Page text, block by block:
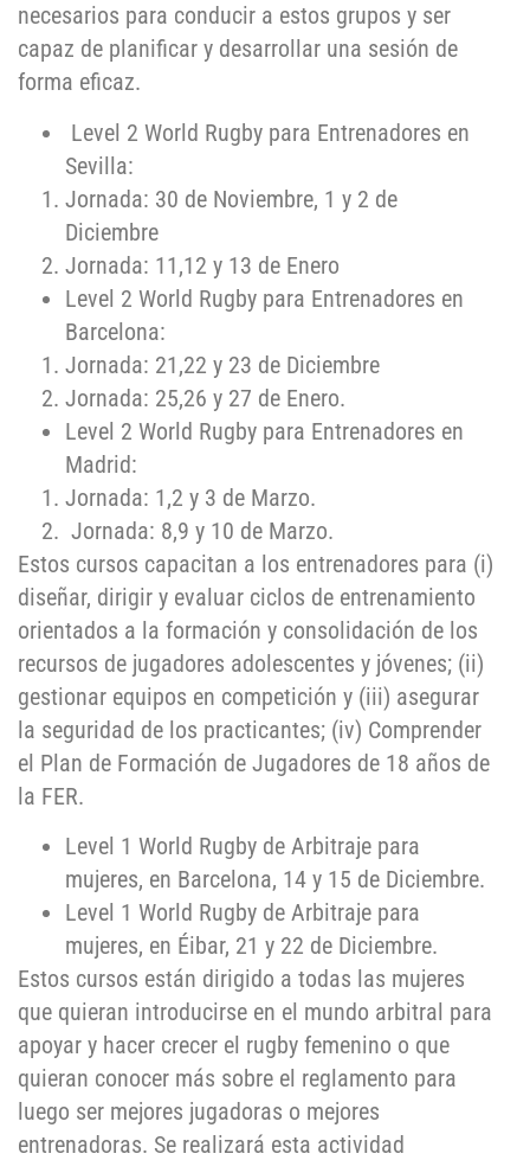
necesarios para conducir a estos grupos y ser
capaz de planificar y desarrollar una sesión de
forma eficaz.
Level 2 World Rugby para Entrenadores en
Sevilla:
Jornada: 30 de Noviembre, 1 y 2 de
Diciembre
Jornada: 11,12 y 13 de Enero
Level 2 World Rugby para Entrenadores en
Barcelona:
Jornada: 21,22 y 23 de Diciembre
Jornada: 25,26 y 27 de Enero.
Level 2 World Rugby para Entrenadores en
Madrid:
Jornada: 1,2 y 3 de Marzo.
Jornada: 8,9 y 10 de Marzo.
Estos cursos capacitan a los entrenadores para (i)
diseñar, dirigir y evaluar ciclos de entrenamiento
orientados a la formación y consolidación de los
recursos de jugadores adolescentes y jóvenes; (ii)
gestionar equipos en competición y (iii) asegurar
la seguridad de los practicantes; (iv) Comprender
el Plan de Formación de Jugadores de 18 años de
la FER.
Level 1 World Rugby de Arbitraje para
mujeres, en Barcelona, 14 y 15 de Diciembre.
Level 1 World Rugby de Arbitraje para
mujeres, en Éibar, 21 y 22 de Diciembre.
Estos cursos están dirigido a todas las mujeres
que quieran introducirse en el mundo arbitral para
apoyar y hacer crecer el rugby femenino o que
quieran conocer más sobre el reglamento para
luego ser mejores jugadoras o mejores
entrenadoras. Se realizará esta actividad